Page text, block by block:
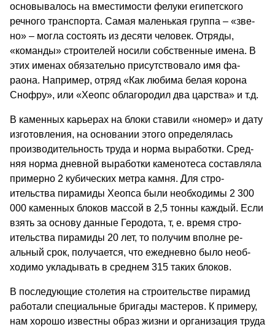
основывалось на вместимости фелуки египетского
речного транспорта. Самая маленькая группа – «зве­
но» – могла состоять из десяти человек. Отряды,
«команды» строителей носили собственные имена. В
этих именах обязательно присутствовало имя фа­
раона. Например, отряд «Как любима белая корона
Снофру», или «Хеопс облагородил два царства» и т.д.
В каменных карьерах на блоки ставили «номер» и дату
изготовления, на основании этого определялась
производительность труда и норма выработки. Сред­
няя норма дневной выработки каменотеса составля­ла
примерно 2 кубических метра камня. Для стро­
ительства пирамиды Хеопса были необходимы 2 300
000 каменных блоков массой в 2,5 тонны каждый. Если
взять за основу данные Геродота, т, е. время стро­
ительства пирамиды 20 лет, то получим вполне ре­
альный срок, получается, что ежедневно было необ­
ходимо укладывать в среднем 315 таких блоков.
В последующие столетия на строительстве пира­мид
работали специальные бригады мастеров. К при­меру,
нам хорошо известны образ жизни и органи­зация труда